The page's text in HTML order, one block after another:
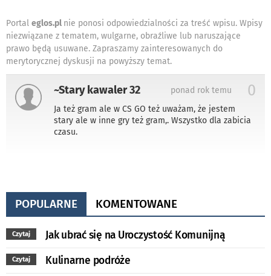
Portal eglos.pl nie ponosi odpowiedzialności za treść wpisu. Wpisy
niezwiązane z tematem, wulgarne, obraźliwe lub naruszające
prawo będą usuwane. Zapraszamy zainteresowanych do
merytorycznej dyskusji na powyższy temat.
~Stary kawaler 32 0
ponad rok temu
Ja też gram ale w CS GO też uważam, że jestem
stary ale w inne gry też gram,. Wszystko dla zabicia
czasu.
POPULARNE KOMENTOWANE
Czytaj Jak ubrać się na Uroczystość Komunijną
Czytaj Kulinarne podróże